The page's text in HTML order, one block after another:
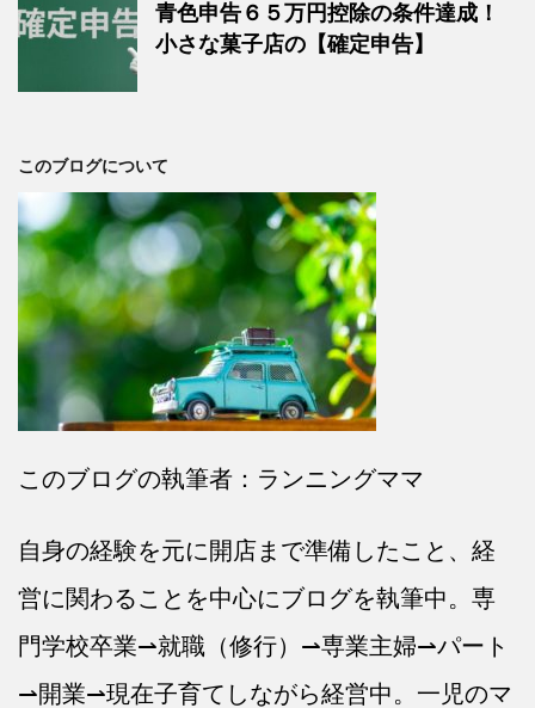
青色申告６５万円控除の条件達成！
小さな菓子店の【確定申告】
このブログについて
このブログの執筆者：ランニングママ
自身の経験を元に開店まで準備したこと、経
営に関わることを中心にブログを執筆中。専
門学校卒業⇀就職（修行）⇀専業主婦⇀パート
⇀開業⇀現在子育てしながら経営中。一児のマ